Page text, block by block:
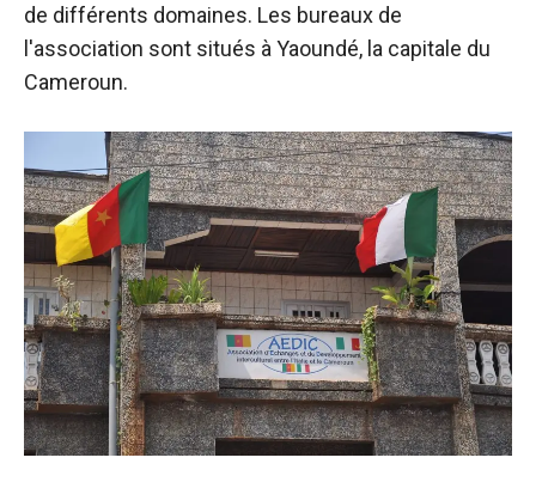
de différents domaines. Les bureaux de
l'association sont situés à Yaoundé, la capitale du
Cameroun.